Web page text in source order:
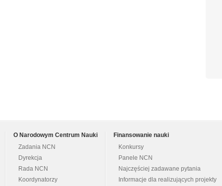
O Narodowym Centrum Nauki
Zadania NCN
Dyrekcja
Rada NCN
Koordynatorzy
Finansowanie nauki
Konkursy
Panele NCN
Najczęściej zadawane pytania
Informacje dla realizujących projekty